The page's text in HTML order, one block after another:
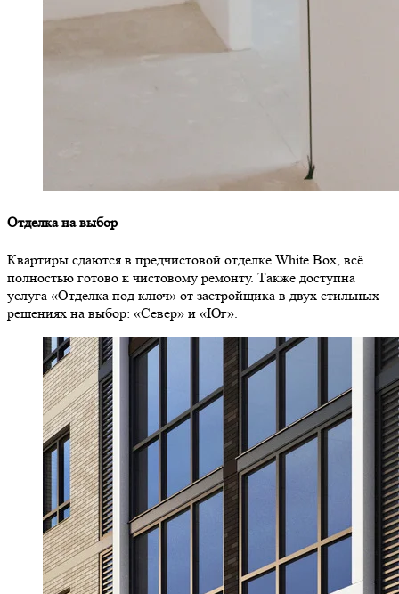
Отделка на выбор
Квартиры сдаются в предчистовой отделке White Box, всё
полностью готово к чистовому ремонту. Также доступна
услуга «Отделка под ключ» от застройщика в двух стильных
решениях на выбор: «Север» и «Юг».